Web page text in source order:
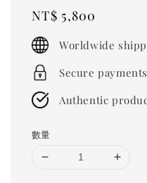
Regular
price
NT$ 5,800
Worldwide
Secure payments
Authentic
數量